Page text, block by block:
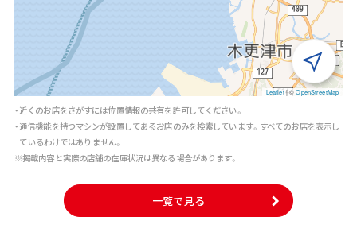
Leaflet|©OpenStreetMap
・近くのお店をさがすには位置情報の共有を許可してください。
・通信機能を持つマシンが設置してあるお店のみを検索しています。すべてのお店を表示し
ているわけではありません。
※掲載内容と実際の店舗の在庫状況は異なる場合があります。
一覧で見る